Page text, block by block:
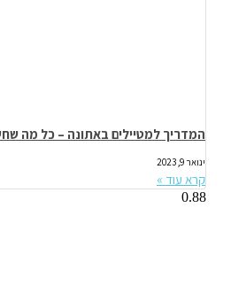
המדריך למטיילים באתונה – כל מה
ינואר 9, 2023
קרא עוד »